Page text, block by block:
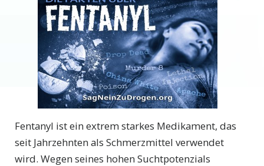
Fentanyl ist ein extrem starkes Medikament, das
seit Jahrzehnten als Schmerzmittel verwendet
wird. Wegen seines hohen Suchtpotenzials